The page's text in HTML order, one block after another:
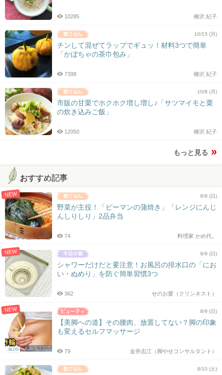
柳沢 紀子
10285
10/15 (月)
チンして混ぜてラップでギュッ！材料3つで簡単
「かぼちゃの茶巾包み」
柳沢 紀子
7398
10/8 (月)
市販の甘栗でホクホク増し増し♪「サツマイモと栗
の炊き込みご飯」
柳沢 紀子
12050
もっと見る
おすすめ記事
NEW 8/9 (日)
野菜が主役！「ピーマンの蒲焼き」「レンジにんじ
んしりしり」2品弁当
料理家 かめ代。
74
NEW 8/9 (日)
シャワーだけだと要注意！お風呂の排水口の「にお
い・ぬめり」を防ぐ簡単習慣3つ
せのお愛（クリンネスト）
362
NEW
BLOG
8/9 (日)
【美脚への道】その腰肉、放置してない？脚の印象
も変えるセルフマッサージ
金井志江（脚やせコンサルタント）
79
8/10 (土)